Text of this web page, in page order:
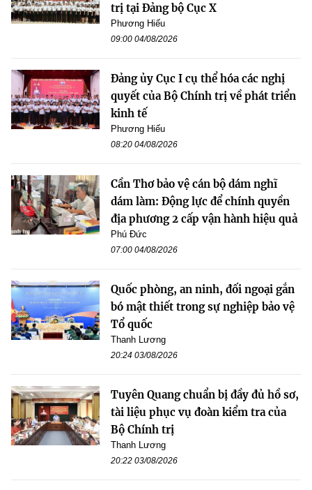
trị tại Đảng bộ Cục X
Phương Hiếu
09:00 04/08/2026
Đảng ủy Cục I cụ thể hóa các nghị
quyết của Bộ Chính trị về phát triển
kinh tế
Phương Hiếu
08:20 04/08/2026
Cần Thơ bảo vệ cán bộ dám nghĩ
dám làm: Động lực để chính quyền
địa phương 2 cấp vận hành hiệu quả
Phú Đức
07:00 04/08/2026
Quốc phòng, an ninh, đối ngoại gắn
bó mật thiết trong sự nghiệp bảo vệ
Tổ quốc
Thanh Lương
20:24 03/08/2026
Tuyên Quang chuẩn bị đầy đủ hồ sơ,
tài liệu phục vụ đoàn kiểm tra của
Bộ Chính trị
Thanh Lương
20:22 03/08/2026